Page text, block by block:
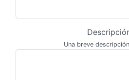
Una breve